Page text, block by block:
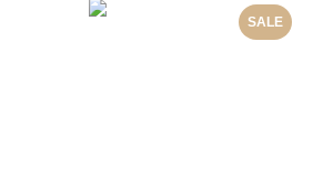
SALE